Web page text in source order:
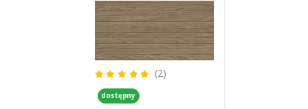
(2)
dostępny